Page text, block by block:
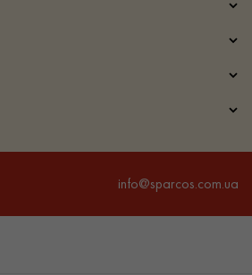
info@sparcos.com.ua